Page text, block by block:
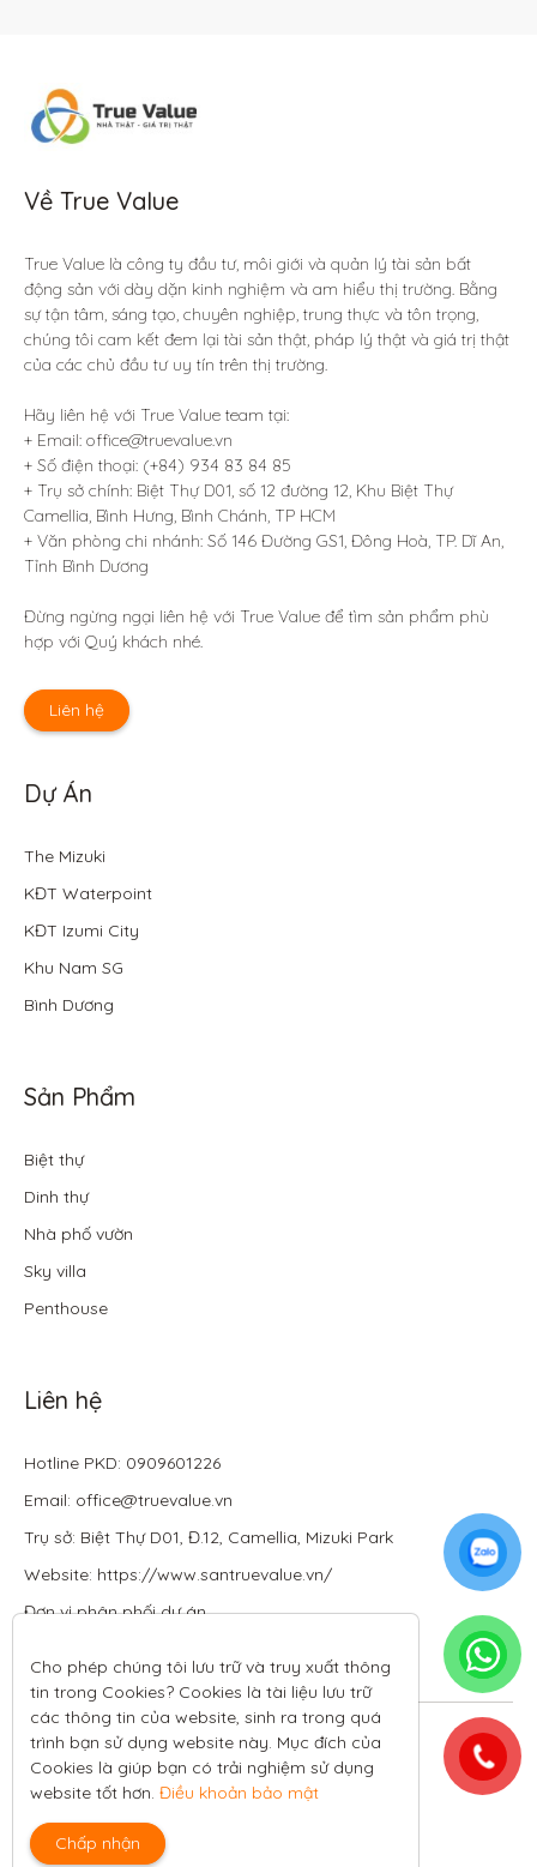
Về True Value
True Value là công ty đầu tư, môi giới và quản lý tài sản bất
động sản với dày dặn kinh nghiệm và am hiểu thị trường. Bằng
sự tận tâm, sáng tạo, chuyên nghiệp, trung thực và tôn trọng,
chúng tôi cam kết đem lại tài sản thật, pháp lý thật và giá trị thật
của các chủ đầu tư uy tín trên thị trường.
Hãy liên hệ với True Value team tại:
+ Email: office@truevalue.vn
+ Số điện thoại: (+84) 934 83 84 85
+ Trụ sở chính: Biệt Thự D01, số 12 đường 12, Khu Biệt Thự
Camellia, Bình Hưng, Bình Chánh, TP HCM
+ Văn phòng chi nhánh: Số 146 Đường GS1, Đông Hoà, TP. Dĩ An,
Tỉnh Bình Dương
Đừng ngừng ngại liên hệ với True Value để tìm sản phẩm phù
hợp với Quý khách nhé.
Liên hệ
Dự Án
The Mizuki
KĐT Waterpoint
KĐT Izumi City
Khu Nam SG
Bình Dương
Sản Phẩm
Biệt thự
Dinh thự
Nhà phố vườn
Sky villa
Penthouse
Liên hệ
Hotline PKD: 0909601226
Email: office@truevalue.vn
Trụ sở: Biệt Thự D01, Đ.12, Camellia, Mizuki Park
Website: https://www.santruevalue.vn/
Đơn vị phân phối dự án
Theo dõi tôi trên:
All rights reserved.
Chính sách bảo mật
Cho phép chúng tôi lưu trữ và truy xuất thông
tin trong Cookies? Cookies là tài liệu lưu trữ
các thông tin của website, sinh ra trong quá
trình bạn sử dụng website này. Mục đích của
Cookies là giúp bạn có trải nghiệm sử dụng
website tốt hơn. Điều khoản bảo mật
Chấp nhận